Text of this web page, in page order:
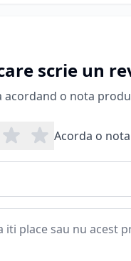
scrie un
acordand o nota
Acorda o nota